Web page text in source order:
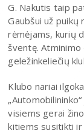
G. Nakutis taip
Gaubšui už
rėmėjams, kurių
šventę.
geležinkeliečių
Klubo nariai
visiems gerai
kitiems susitikti